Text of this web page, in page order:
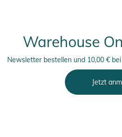
Warehouse
Newsletter bestellen und 10,00 €
Jetzt